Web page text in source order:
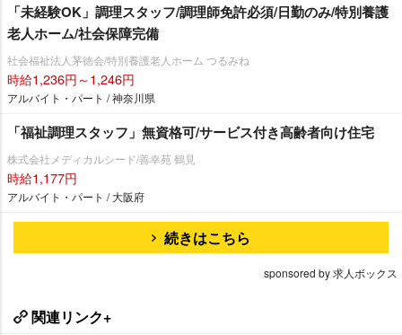
「未経験OK」調理スタッフ/調理師免許必須/日勤のみ/特別養護
老人ホーム/社会保障完備
社会福祉法人茅徳会/特別養護老人ホーム つるみね
時給1,236円～1,246円
アルバイト・パート / 神奈川県
「福祉調理スタッフ」無資格可/サービス付き高齢者向け住宅
株式会社メディカルシード/善幸苑 鶴見
時給1,177円
アルバイト・パート / 大阪府
続きはこちら
sponsored by 求人ボックス
関連リンク+